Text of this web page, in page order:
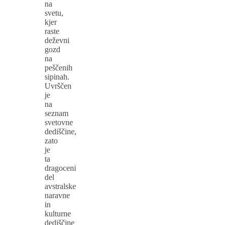
na
svetu,
kjer
raste
deževni
gozd
na
peščenih
sipinah.
Uvrščen
je
na
seznam
svetovne
dediščine,
zato
je
ta
dragoceni
del
avstralske
naravne
in
kulturne
dediščine